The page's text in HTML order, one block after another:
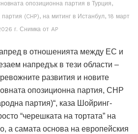
опозиционна партия в Турция,
партия (CHP), на митинг в Истанбул, 18 март
г. Снимка от AP
в отношенията между ЕС и
напредък в тези области –
развития и новите
опозиционна партия, CHP
партия)“, каза Шойринг-
“черешката на тортата” на
а самата основа на европейския